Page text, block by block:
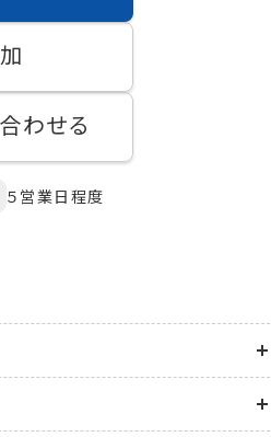
わせる
５営業日程度
します。